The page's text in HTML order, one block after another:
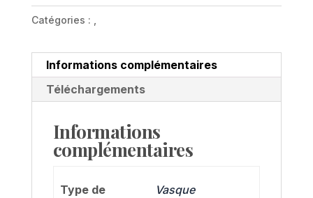
Catégories :
Informations complémentaires
Téléchargements
Informations
complémentaires
Type de
Vasque